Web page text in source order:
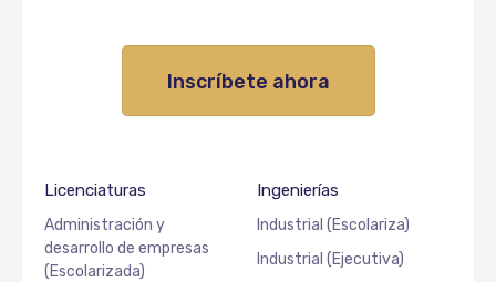
Inscríbete ahora
Licenciaturas
Administración y
desarrollo de empresas
(Escolarizada)
Ingenierías
Industrial (Escolariza)
Industrial (Ejecutiva)